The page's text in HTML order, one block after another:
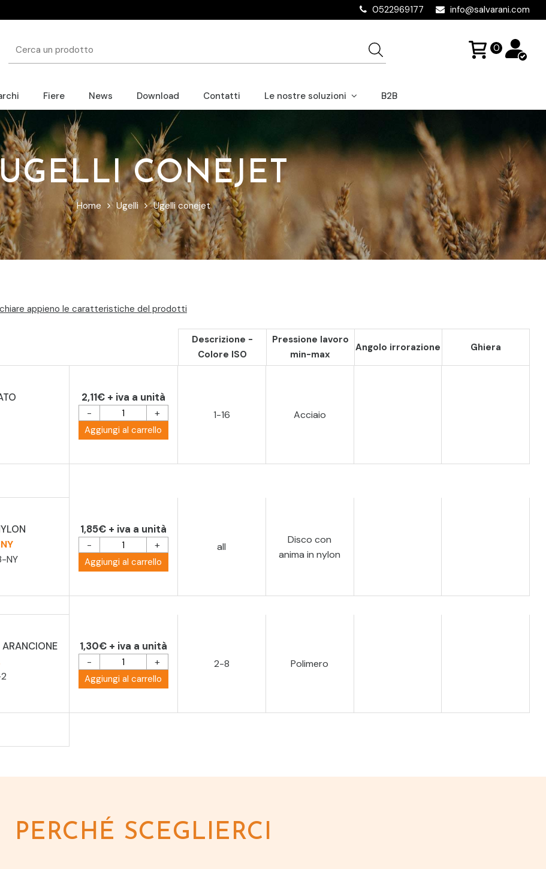
0522969177 info@salvarani.com
0
Fiere News Download Contatti Le nostre soluzioni B2B
CONEJET
Home Ugelli Ugelli conejet
appieno le caratteristiche del prodotti
Descrizione -
Colore ISO
Pressione lavoro
min-max
Angolo irrorazione Ghiera
2,11€ + iva a unità
-
+
Aggiungi al carrello
1-16 Acciaio
NY
1,85€ + iva a unità
-
+
Aggiungi al carrello
all
Disco con
anima in nylon
1,30€ + iva a unità
-
+
Aggiungi al carrello
2-8 Polimero
PERCHÉ SCEGLIERCI